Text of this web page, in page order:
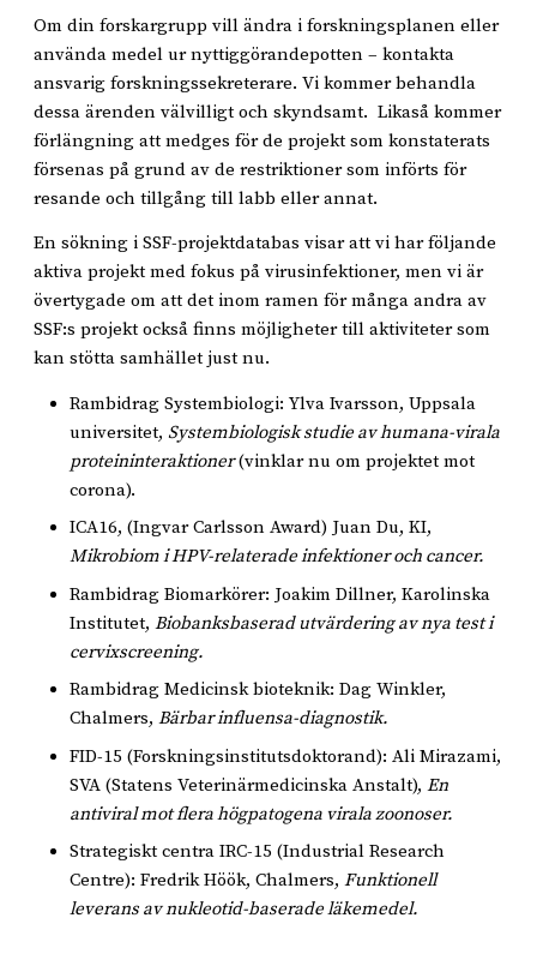
Om din forskargrupp vill ändra i forskningsplanen eller
använda medel ur nyttiggörandepotten – kontakta
ansvarig forskningssekreterare. Vi kommer behandla
dessa ärenden välvilligt och skyndsamt. Likaså kommer
förlängning att medges för de projekt som konstaterats
försenas på grund av de restriktioner som införts för
resande och tillgång till labb eller annat.
En sökning i SSF-projektdatabas visar att vi har följande
aktiva projekt med fokus på virusinfektioner, men vi är
övertygade om att det inom ramen för många andra av
SSF:s projekt också finns möjligheter till aktiviteter som
kan stötta samhället just nu.
Rambidrag Systembiologi: Ylva Ivarsson, Uppsala
universitet, Systembiologisk studie av humana-virala
proteininteraktioner(vinklar nu om projektet mot
corona).
ICA16, (Ingvar Carlsson Award) Juan Du, KI,
Mikrobiom i HPV-relaterade infektioner och cancer.
Rambidrag Biomarkörer: Joakim Dillner, Karolinska
Institutet, Biobanksbaserad utvärdering av nya test i
cervixscreening.
Rambidrag Medicinsk bioteknik: Dag Winkler,
Chalmers, Bärbar influensa-diagnostik.
FID-15 (Forskningsinstitutsdoktorand): Ali Mirazami,
SVA (Statens Veterinärmedicinska Anstalt), En
antiviral mot flera högpatogena virala zoonoser.
Strategiskt centra IRC-15 (Industrial Research
Centre): Fredrik Höök, Chalmers, Funktionell
leverans av nukleotid-baserade läkemedel.